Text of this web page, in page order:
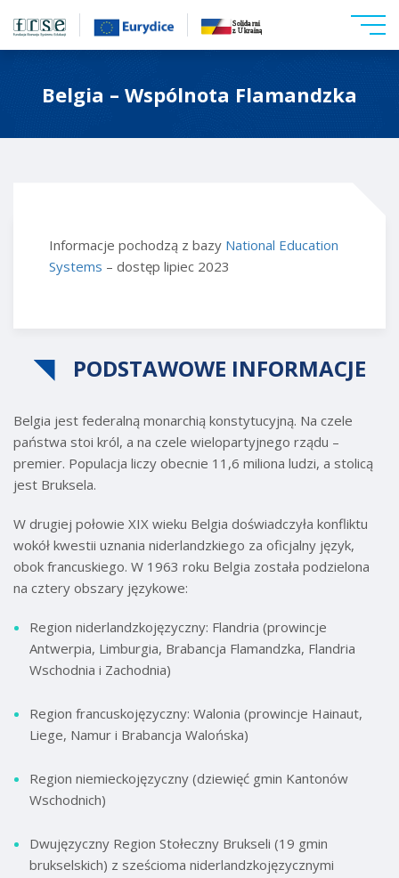
Belgia – Wspólnota Flamandzka
Informacje pochodzą z bazy National Education
Systems – dostęp lipiec 2023
PODSTAWOWE INFORMACJE
Belgia jest federalną monarchią konstytucyjną. Na czele
państwa stoi król, a na czele wielopartyjnego rządu –
premier. Populacja liczy obecnie 11,6 miliona ludzi, a stolicą
jest Bruksela.
W drugiej połowie XIX wieku Belgia doświadczyła konfliktu
wokół kwestii uznania niderlandzkiego za oficjalny język,
obok francuskiego. W 1963 roku Belgia została podzielona
na cztery obszary językowe:
Region niderlandzkojęzyczny: Flandria (prowincje
Antwerpia, Limburgia, Brabancja Flamandzka, Flandria
Wschodnia i Zachodnia)
Region francuskojęzyczny: Walonia (prowincje Hainaut,
Liege, Namur i Brabancja Walońska)
Region niemieckojęzyczny (dziewięć gmin Kantonów
Wschodnich)
Dwujęzyczny Region Stołeczny Brukseli (19 gmin
brukselskich) z sześcioma niderlandzkojęzycznymi